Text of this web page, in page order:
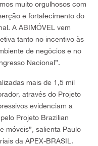
muito orgulhosos com
e fortalecimento do
A ABIMÓVEL vem
tanto no incentivo às
de negócios e no
Nacional”.
mais de 1,5 mil
através do Projeto
evidenciam a
Projeto Brazilian
móveis”, salienta Paulo
da APEX-BRASIL.